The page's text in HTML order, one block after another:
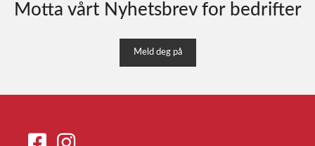
Motta vårt Nyhetsbrev for bedrifter
Meld deg på